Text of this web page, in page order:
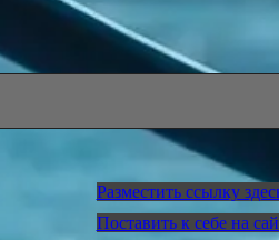
Разместить ссылку
Поставить к себе на